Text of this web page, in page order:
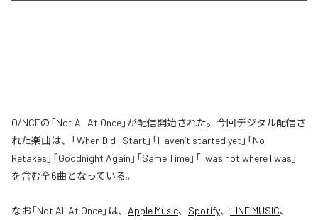
O/NCEの「Not All At Once」が配信開始された。今回デジタル配信さ
れた楽曲は、「When Did I Start」「Haven’t started yet」「No
Retakes」「Goodnight Again」「Same Time」「I was not where I was」
を含む全6曲となっている。
なお「Not All At Once」は、 Apple Music、 Spotify、 LINE MUSIC、